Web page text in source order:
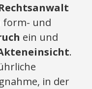
form- und
ein und
.
in der